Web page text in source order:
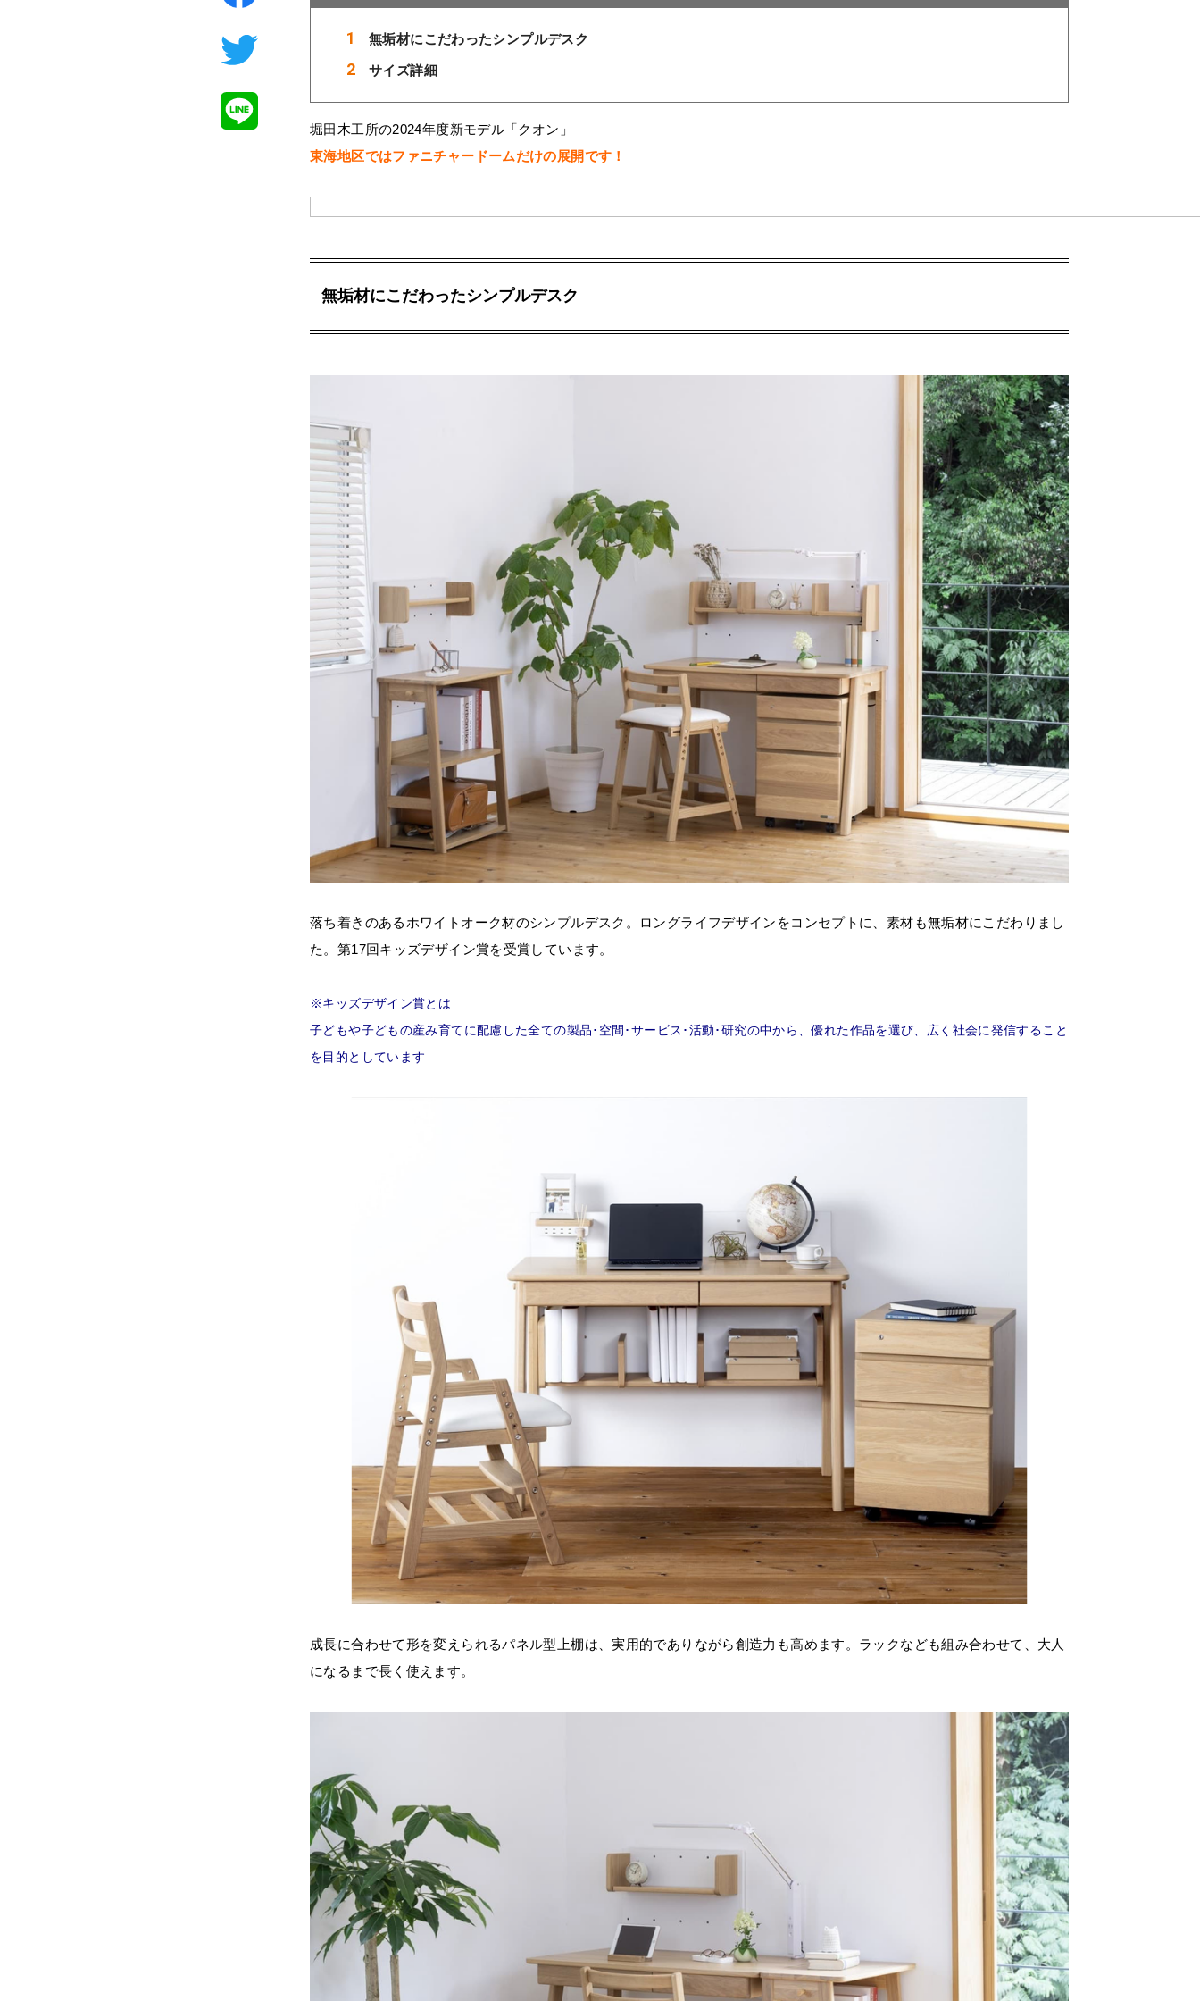
無垢材にこだわったシンプルデスク
サイズ詳細
堀田木工所の2024年度新モデル「クオン」
東海地区ではファニチャードームだけの展開です！
無垢材にこだわったシンプルデスク
落ち着きのあるホワイトオーク材のシンプルデスク。ロングライフデザインをコンセプトに、素材も無垢材にこだわりまし
た。第17回キッズデザイン賞を受賞しています。
※キッズデザイン賞とは
子どもや子どもの産み育てに配慮した全ての製品･空間･サービス･活動･研究の中から、優れた作品を選び、広く社会に発信すること
を目的としています
成長に合わせて形を変えられるパネル型上棚は、実用的でありながら創造力も高めます。ラックなども組み合わせて、大人
になるまで長く使えます。